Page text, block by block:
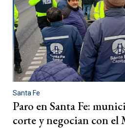
Santa Fe
Paro en Santa Fe:
corte y negocian con